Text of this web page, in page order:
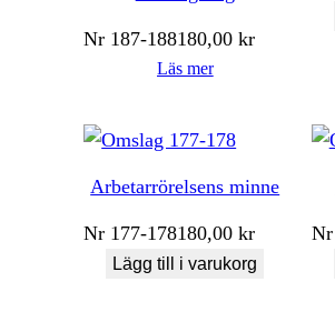
Nr 187-188180,00kr
Läs mer
Arbetarrörelsens minne
Nr 177-178180,00kr
Lägg till i varukorg
Nr